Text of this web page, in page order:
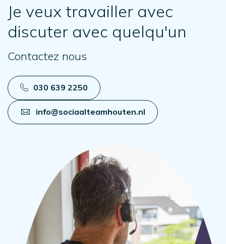
Je veux travailler avec
discuter avec quelqu'un
Contactez nous
030 639 2250
info@sociaalteamhouten.nl